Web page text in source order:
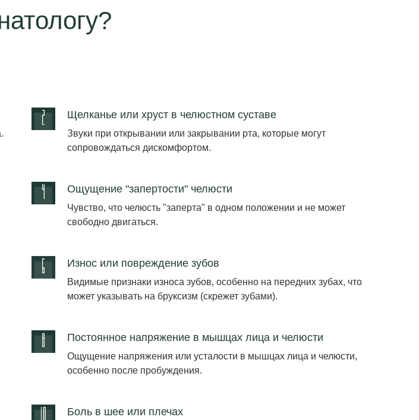
Щелканье или хруст в челюстном суставе
Звуки при открывании или закрывании рта, которые могут
сопровождаться дискомфортом.
Ощущение "запертости" челюсти
Чувство, что челюсть "заперта" в одном положении и не может
свободно двигаться.
Износ или повреждение зубов
Видимые признаки износа зубов, особенно на передних зубах, что
может указывать на бруксизм (скрежет зубами).
Постоянное напряжение в мышцах лица и челюсти
Ощущение напряжения или усталости в мышцах лица и челюсти,
особенно после пробуждения.
Боль в шее или плечах